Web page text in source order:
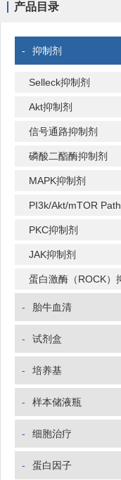
产品目录
- 抑制剂
Selleck抑制剂
Akt抑制剂
信号通路抑制剂
磷酸二酯酶抑制剂
MAPK抑制剂
PI3k/Akt/mTOR
PKC抑制剂
JAK抑制剂
蛋白激酶（ROCK）
- 胎牛血清
- 试剂盒
- 培养基
- 样本储液瓶
- 细胞治疗
- 蛋白因子